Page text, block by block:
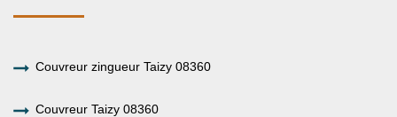
Couvreur zingueur Taizy 08360
Couvreur Taizy 08360